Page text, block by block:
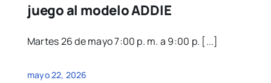
juego al modelo ADDIE
Martes 26 de mayo 7:00 p. m. a 9:00 p. [...]
mayo 22, 2026